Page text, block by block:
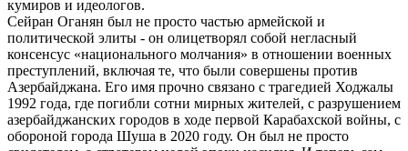
кумиров и идеологов.
Сейран Оганян был не просто частью армейской и
политической элиты - он олицетворял собой негласный
консенсус «национального молчания» в отношении военных
преступлений, включая те, что были совершены против
Азербайджана. Его имя прочно связано с трагедией Ходжалы
1992 года, где погибли сотни мирных жителей, с разрушением
азербайджанских городов в ходе первой Карабахской войны, с
обороной города Шуша в 2020 году. Он был не просто